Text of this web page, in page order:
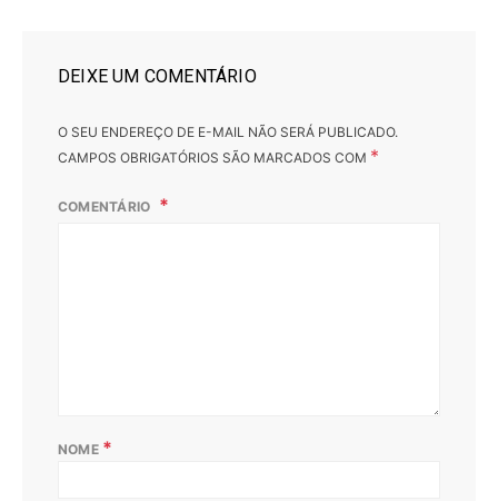
DEIXE UM COMENTÁRIO
O SEU ENDEREÇO DE E-MAIL NÃO SERÁ PUBLICADO.
CAMPOS OBRIGATÓRIOS SÃO MARCADOS COM *
COMENTÁRIO
NOME *